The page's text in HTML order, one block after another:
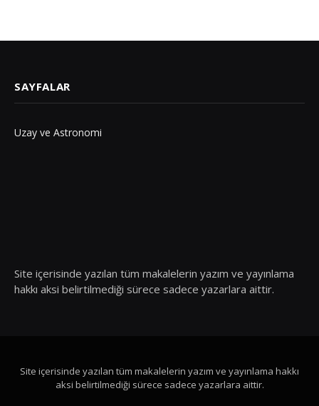
SAYFALAR
Uzay ve Astronomi
Site içerisinde yazılan tüm makalelerin yazım ve yayınlama
hakkı aksi belirtilmediği sürece sadece yazarlara aittir.
Site içerisinde yazılan tüm makalelerin yazım ve yayınlama hakkı
aksi belirtilmediği sürece sadece yazarlara aittir.